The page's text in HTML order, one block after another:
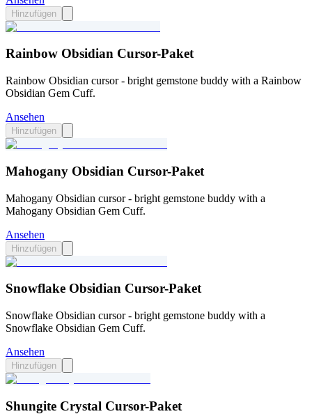
Hinzufügen
Rainbow Obsidian Cursor-Paket
Rainbow Obsidian cursor - bright gemstone buddy with a Rainbow
Obsidian Gem Cuff.
Ansehen
Hinzufügen
Mahogany Obsidian Cursor-Paket
Mahogany Obsidian cursor - bright gemstone buddy with a
Mahogany Obsidian Gem Cuff.
Ansehen
Hinzufügen
Snowflake Obsidian Cursor-Paket
Snowflake Obsidian cursor - bright gemstone buddy with a
Snowflake Obsidian Gem Cuff.
Ansehen
Hinzufügen
Shungite Crystal Cursor-Paket